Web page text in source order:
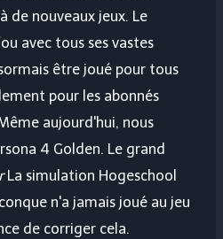
de nouveaux jeux. Le
avec tous ses vastes
être joué pour tous
pour les abonnés
aujourd'hui, nous
4 Golden. Le grand
La simulation Hogeschool
n'a jamais joué au jeu
de corriger cela.